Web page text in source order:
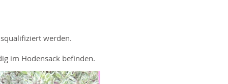
werden.
im Hodensack befinden.